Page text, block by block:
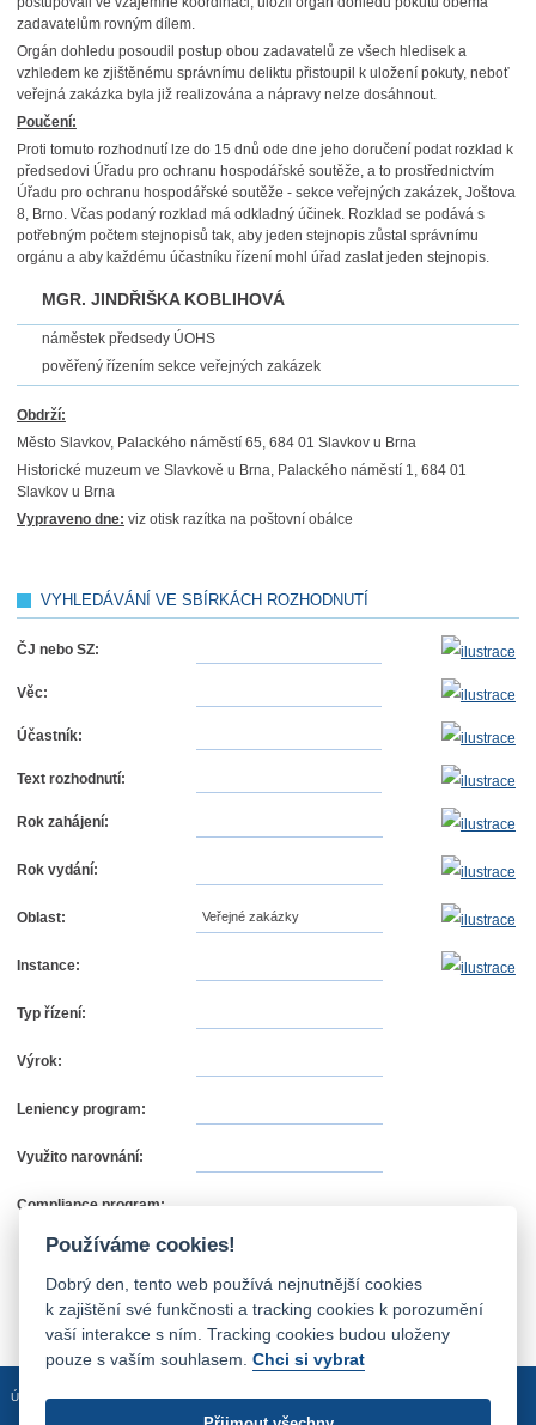
zadavatelům rovným dílem.
Orgán dohledu posoudil postup obou zadavatelů ze všech hledisek a
vzhledem ke zjištěnému správnímu deliktu přistoupil k uložení pokuty, neboť
veřejná zakázka byla již realizována a nápravy nelze dosáhnout.
Poučení:
Proti tomuto rozhodnutí lze do 15 dnů ode dne jeho doručení podat rozklad k
předsedovi Úřadu pro ochranu hospodářské soutěže, a to prostřednictvím
Úřadu pro ochranu hospodářské soutěže - sekce veřejných zakázek, Joštova
8, Brno. Včas podaný rozklad má odkladný účinek. Rozklad se podává s
potřebným počtem stejnopisů tak, aby jeden stejnopis zůstal správnímu
orgánu a aby každému účastníku řízení mohl úřad zaslat jeden stejnopis.
MGR. JINDŘIŠKA KOBLIHOVÁ
náměstek předsedy ÚOHS
pověřený řízením sekce veřejných zakázek
Obdrží:
Město Slavkov, Palackého náměstí 65, 684 01 Slavkov u Brna
Historické muzeum ve Slavkově u Brna, Palackého náměstí 1, 684 01
Slavkov u Brna
Vypraveno dne: viz otisk razítka na poštovní obálce
VYHLEDÁVÁNÍ VE SBÍRKÁCH ROZHODNUTÍ
ČJ nebo SZ:
Věc:
Účastník:
Text rozhodnutí:
Rok zahájení:
Rok vydání:
Oblast: Veřejné zakázky
Instance:
Typ řízení:
Výrok:
Leniency program:
Využito narovnání:
Compliance program:
Úvodní stránka Mapa stránek Prohlášení o přístupnosti
Používáme cookies!
Dobrý den, tento web používá nejnutnější cookies
k zajištění své funkčnosti a tracking cookies k porozumění
vaší interakce s ním. Tracking cookies budou uloženy
pouze s vaším souhlasem.Chci si vybrat